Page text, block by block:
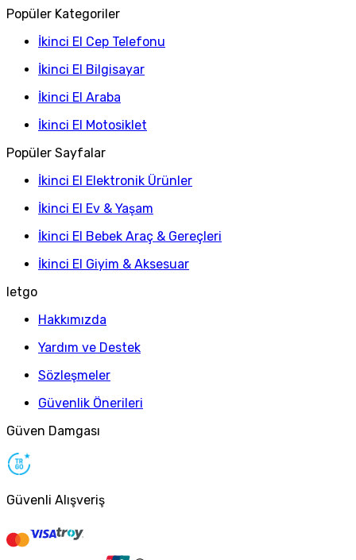
Popüler Kategoriler
İkinci El Cep Telefonu
İkinci El Bilgisayar
İkinci El Araba
İkinci El Motosiklet
Popüler Sayfalar
İkinci El Elektronik Ürünler
İkinci El Ev & Yaşam
İkinci El Bebek Araç & Gereçleri
İkinci El Giyim & Aksesuar
letgo
Hakkımızda
Yardım ve Destek
Sözleşmeler
Güvenlik Önerileri
Güven Damgası
Güvenli Alışveriş